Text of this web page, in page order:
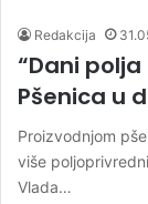
Redakcija
“Dani
Pšenica u
Proizvodnjom
više
Vlada…